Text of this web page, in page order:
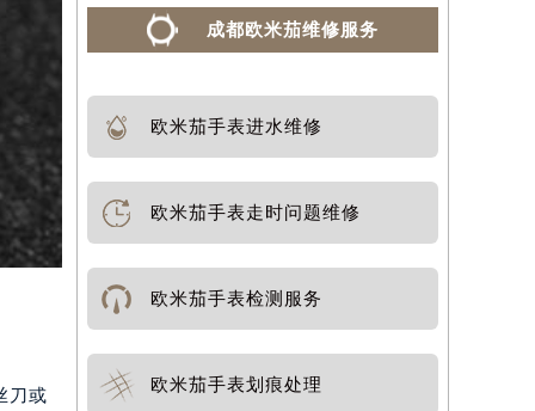
刀或
成都欧米茄维修服务
欧米茄手表进水维修
欧米茄手表走时问题维修
欧米茄手表检测服务
欧米茄手表划痕处理